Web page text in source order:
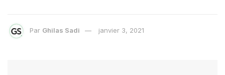
Par Ghilas Sadi janvier 3, 2021